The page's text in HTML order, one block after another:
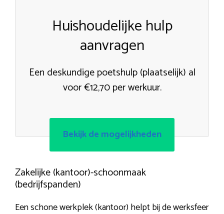
Huishoudelijke hulp
aanvragen
Een deskundige poetshulp (plaatselijk) al
voor €12,70 per werkuur.
Bekijk de mogelijkheden
Zakelijke (kantoor)-schoonmaak
(bedrijfspanden)
Een schone werkplek (kantoor) helpt bij de werksfeer